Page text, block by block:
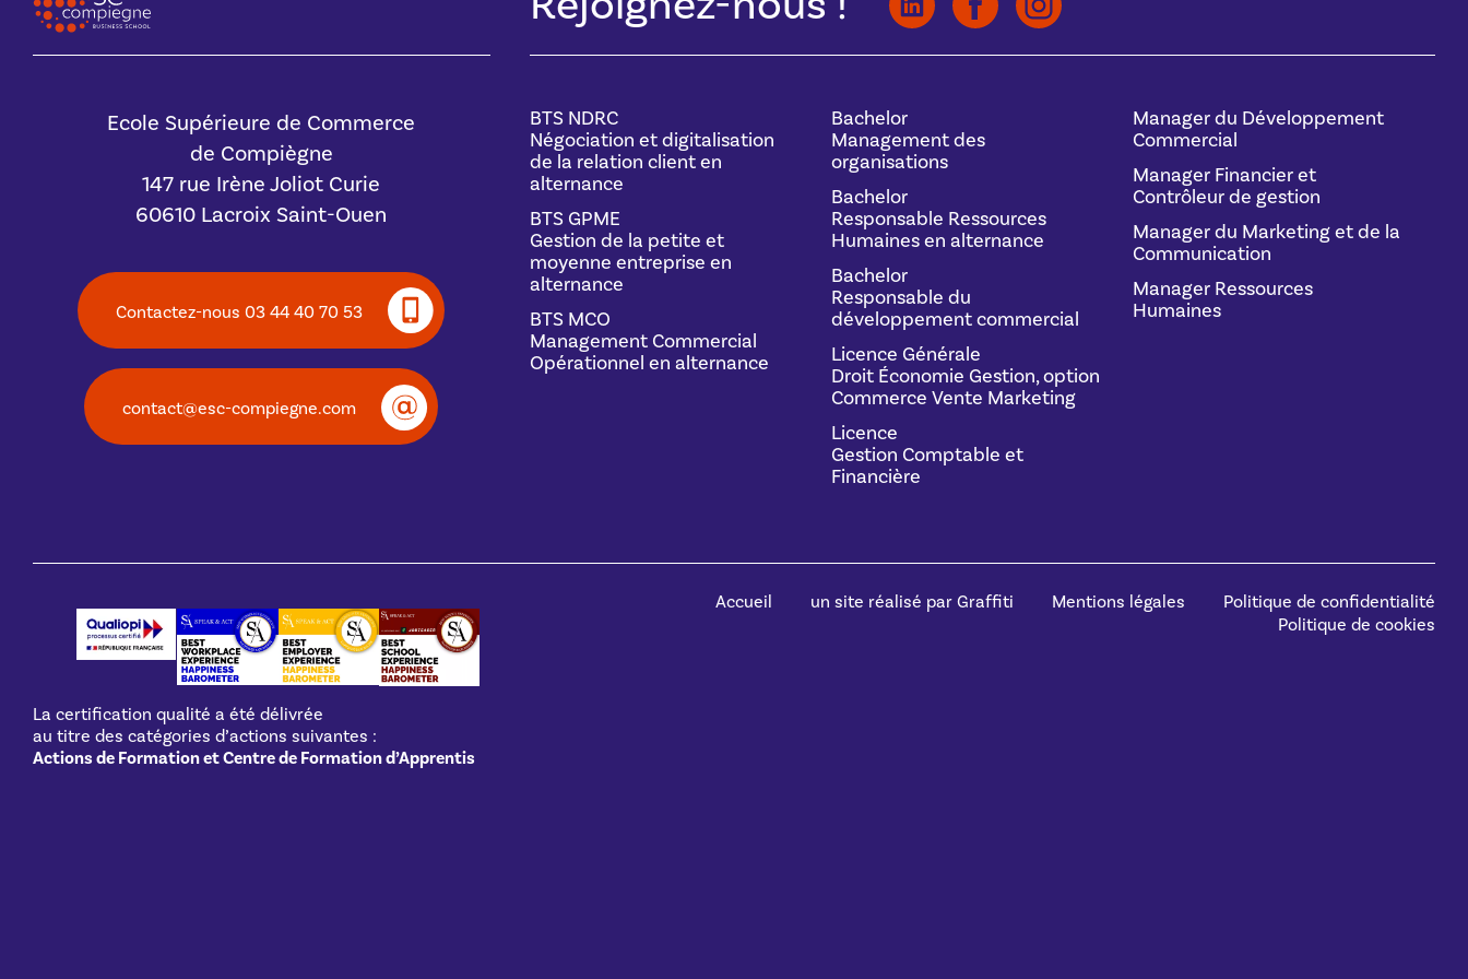
Ecole Supérieure de Commerce
de Compiègne
147 rue Irène Joliot Curie
60610 Lacroix Saint-Ouen
Contactez-nous 03 44 40 70 53
contact@esc-compiegne.com
BTS NDRC
Négociation et digitalisation
de la relation client en
alternance
BTS GPME
Gestion de la petite et
moyenne entreprise en
alternance
BTS MCO
Management Commercial
Opérationnel en alternance
Bachelor
Management des
organisations
Bachelor
Responsable Ressources
Humaines en alternance
Bachelor
Responsable du
développement commercial
Licence Générale
Droit Économie Gestion, option
Commerce Vente Marketing
Licence
Gestion Comptable et
Financière
Manager du Développement
Commercial
Manager Financier et
Contrôleur de gestion
Manager du Marketing et de la
Communication
Manager Ressources
Humaines
La certification qualité a été délivrée
au titre des catégories d’actions suivantes :
Actions de Formation et Centre de Formation d’Apprentis
Accueil un site réalisé par Graffiti Mentions légales
Politique de confidentialité
Politique de cookies